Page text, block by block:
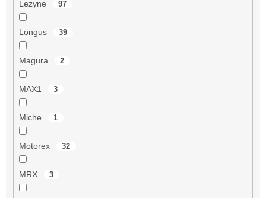
Lezyne 97
Longus 39
Magura 2
MAX1 3
Miche 1
Motorex 32
MRX 3